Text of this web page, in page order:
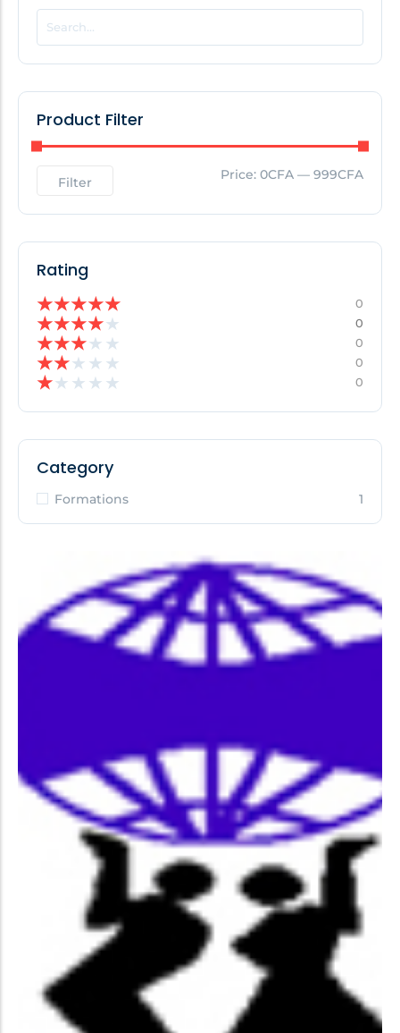
POPULAR THIS WEEK
No Posts Found!
No Posts Found!
Product Filter
Filter Price: 0CFA — 999CFA
Rating
★★★★★ 0
★★★★★ 0
★★★★ ★ 0
★★★ ★ ★ 0
★★ ★ ★ ★ 0
Category
Formations 1